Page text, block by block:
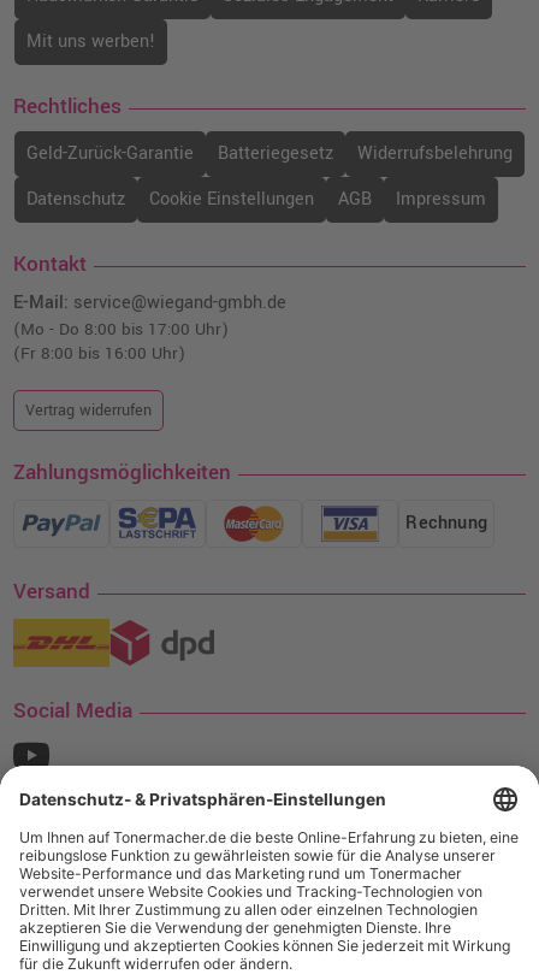
Mit uns werben!
Rechtliches
Geld-Zurück-Garantie Batteriegesetz
Widerrufsbelehrung
Datenschutz
Cookie Einstellungen AGB Impressum
Kontakt
E-Mail: service@wiegand-gmbh.de
(Mo - Do 8:00 bis 17:00 Uhr)
(Fr 8:00 bis 16:00 Uhr)
Vertrag widerrufen
Zahlungsmöglichkeiten
Rechnung
Versand
Social Media
¹ Nur gültig für den Versand innerhalb Deutschlands. Befindet sich ein Warenwert
von mindestens 35€ (inkl. Mwst.) an Ampertec Artikeln in Ihrem Warenkorb, ist der
Versand für Sie kostenfrei.